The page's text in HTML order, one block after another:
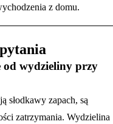
z domu.
od wydzieliny przy
słodkawy zapach, są
zatrzymania. Wydzielina